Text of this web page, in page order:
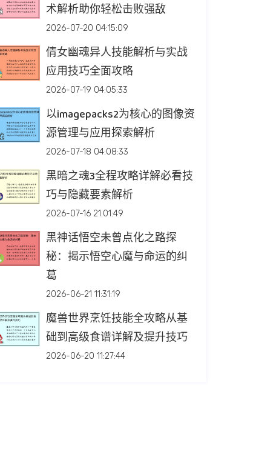
术解析助你轻松击败强敌
2026-07-20 04:15:09
倩女幽魂异人技能解析与实战
应用技巧全面攻略
2026-07-19 04:05:33
以imagepacks2为核心的图像资
源管理与应用探索解析
2026-07-18 04:08:33
黑暗之魂3全程攻略详解必看技
巧与隐藏要素解析
2026-07-16 21:01:49
黑神话悟空未曾点化之路探
秘：揭示悟空心魔与命运的纠
葛
2026-06-21 11:31:19
魔兽世界烹饪技能全攻略从基
础到高级食谱详解及提升技巧
2026-06-20 11:27:44